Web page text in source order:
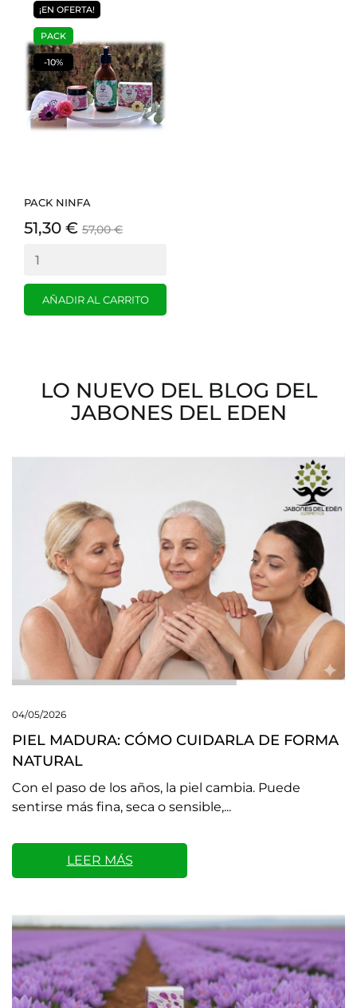
PACK NINFA
51,30 € 57,00 €
AÑADIR AL CARRITO
¡EN OFERTA!
PACK
-10%
LO NUEVO DEL BLOG DEL
JABONES DEL EDEN
04/05/2026
PIEL MADURA: CÓMO CUIDARLA DE FORMA
NATURAL
Con el paso de los años, la piel cambia. Puede
sentirse más fina, seca o sensible,...
LEER MÁS